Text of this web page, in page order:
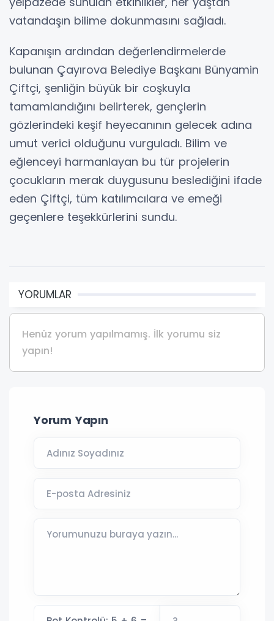
vatandaşın bilime dokunmasını sağladı.
Kapanışın ardından değerlendirmelerde
bulunan Çayırova Belediye Başkanı Bünyamin
Çiftçi, şenliğin büyük bir coşkuyla
tamamlandığını belirterek, gençlerin
gözlerindeki keşif heyecanının gelecek adına
umut verici olduğunu vurguladı. Bilim ve
eğlenceyi harmanlayan bu tür projelerin
çocukların merak duygusunu beslediğini ifade
eden Çiftçi, tüm katılımcılara ve emeği
geçenlere teşekkürlerini sundu.
YORUMLAR
Henüz yorum yapılmamış. İlk yorumu siz
yapın!
Yorum Yapın